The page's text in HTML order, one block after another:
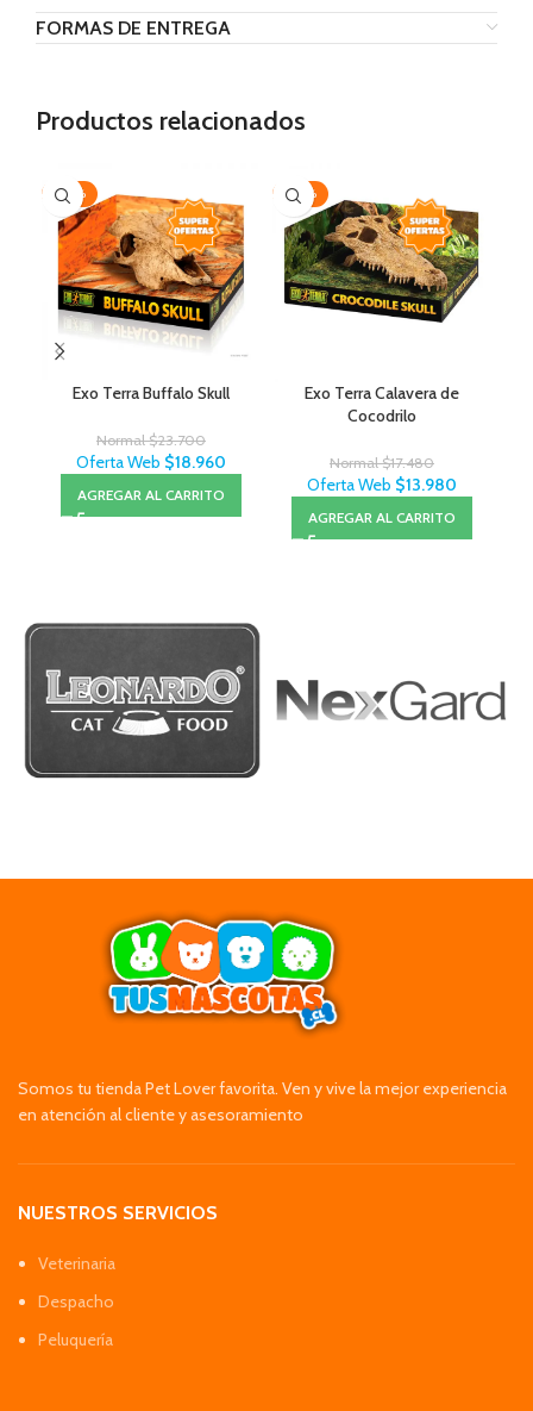
FORMAS DE ENTREGA
Productos relacionados
-20%
Exo Terra Buffalo Skull
Normal$23.700
Oferta Web $18.960
AGREGAR AL CARRITO
-20%
Exo Terra Calavera de
Cocodrilo
Normal$17.480
Oferta Web $13.980
AGREGAR AL CARRITO
Somos tu tienda Pet Lover favorita. Ven y vive la mejor experiencia
en atención al cliente y asesoramiento
NUESTROS SERVICIOS
Veterinaria
Despacho
Peluquería